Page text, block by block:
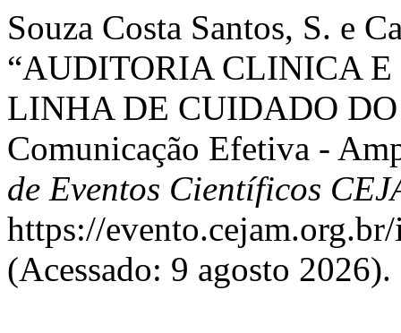
Souza Costa Santos, S. e
“AUDITORIA CLINICA
LINHA DE CUIDADO
Comunicação Efetiva -
de Eventos Científicos
https://
(Acessado: 9 agosto 2026).